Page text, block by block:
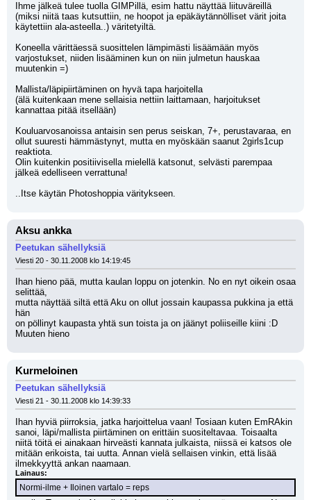
Ihme jälkeä tulee tuolla GIMPillä, esim hattu näyttää liituväreillä
(miksi niitä taas kutsuttiin, ne hoopot ja epäkäytännölliset värit joita
käytettiin ala-asteella..) väritetyiltä.
Koneella värittäessä suosittelen lämpimästi lisäämään myös
varjostukset, niiden lisääminen kun on niin julmetun hauskaa
muutenkin =)
Mallista/läpipiirtäminen on hyvä tapa harjoitella
(älä kuitenkaan mene sellaisia nettiin laittamaan, harjoitukset
kannattaa pitää itsellään)
Kouluarvosanoissa antaisin sen perus seiskan, 7+, perustavaraa, en
ollut suuresti hämmästynyt, mutta en myöskään saanut 2girls1cup
reaktiota.
Olin kuitenkin positiivisella mielellä katsonut, selvästi parempaa
jälkeä edelliseen verrattuna!
..Itse käytän Photoshoppia väritykseen.
Aksu ankka
Peetukan sähellyksiä
Viesti 20 - 30.11.2008 klo 14:19:45
Ihan hieno pää, mutta kaulan loppu on jotenkin. No en nyt oikein osaa
selittää,
mutta näyttää siltä että Aku on ollut jossain kaupassa pukkina ja että
hän
on pöllinyt kaupasta yhtä sun toista ja on jäänyt poliiseille kiini :D
Muuten hieno
Kurmeloinen
Peetukan sähellyksiä
Viesti 21 - 30.11.2008 klo 14:39:33
Ihan hyviä piirroksia, jatka harjoittelua vaan! Tosiaan kuten EmRAkin
sanoi, läpi/mallista piirtäminen on erittäin suositeltavaa. Toisaalta
niitä töitä ei ainakaan hirveästi kannata julkaista, niissä ei katsos ole
mitään erikoista, tai uutta. Annan vielä sellaisen vinkin, että lisää
ilmekkyyttä ankan naamaan.
Lainaus:
Normi-ilme + Iloinen vartalo = reps